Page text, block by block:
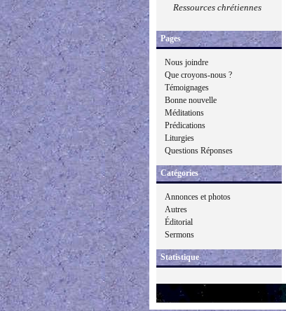
Ressources chrétiennes
Pages
Nous joindre
Que croyons-nous ?
Témoignages
Bonne nouvelle
Méditations
Prédications
Liturgies
Questions Réponses
Catégories
Annonces et photos
Autres
Éditorial
Sermons
Statistique